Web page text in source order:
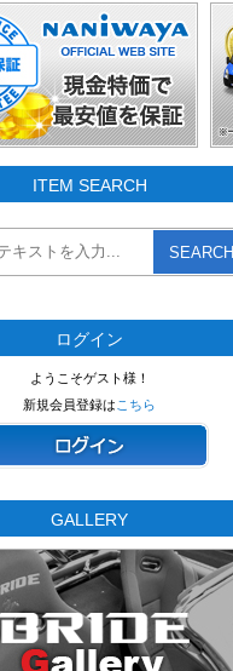
ITEM SEARCH
SEARCH
ログイン
ようこそゲスト様！
新規会員登録は こちら
GALLERY